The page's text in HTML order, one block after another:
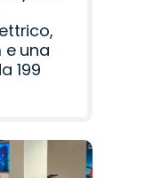
e una
199